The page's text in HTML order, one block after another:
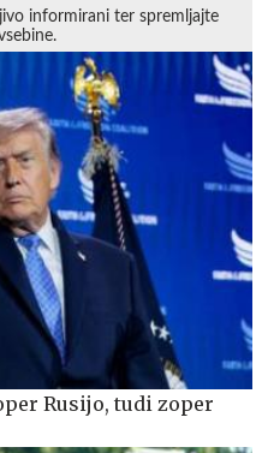
informirani ter spremljajte
Rusijo, tudi zoper